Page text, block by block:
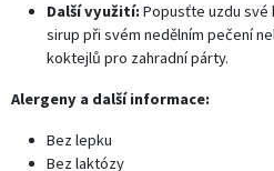
Další využití:Popusťte uzdu své
sirup při svém nedělním pečení
koktejlů pro zahradní párty.
Alergeny a další informace:
Bez lepku
Bez laktózy